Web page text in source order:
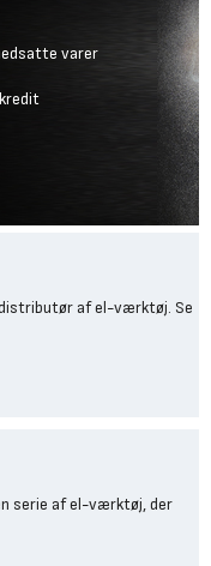
varer
af el-værktøj. Se
serie af el-værktøj, der